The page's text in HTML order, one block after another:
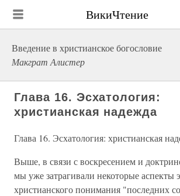
ВикиЧтение
Введение в христианское богословие
Макграт Алистер
Глава 16. Эсхатология:
христианская надежда
Глава 16. Эсхатология: христианская
Выше, в связи с воскресением и
мы уже затрагивали некоторые аспекты
христианского понимания "последних